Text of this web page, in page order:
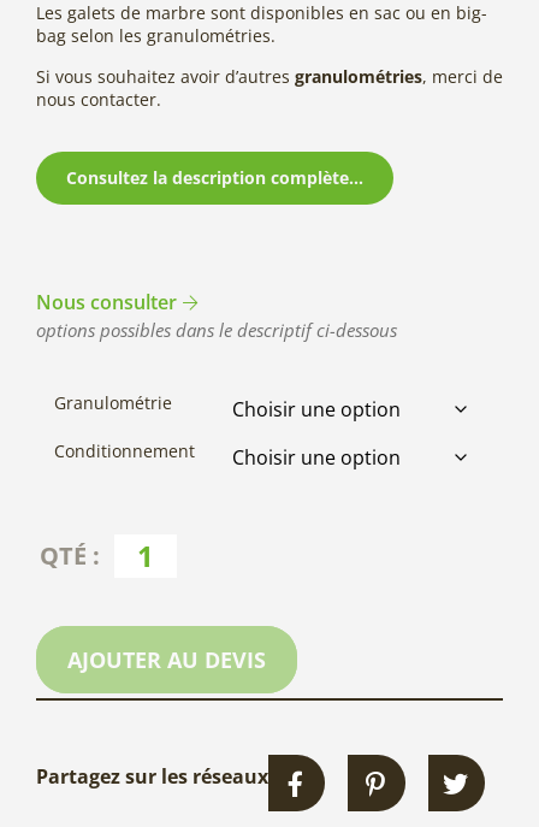
Les galets de marbre sont disponibles en sac ou en big-
bag selon les granulométries.
Si vous souhaitez avoir d’autres granulométries, merci de
nous contacter.
Consultez la description complète...
Nous consulter
options possibles dans le descriptif ci-dessous
Granulométrie
Conditionnement
AJOUTER AU DEVIS
Partagez sur les réseaux